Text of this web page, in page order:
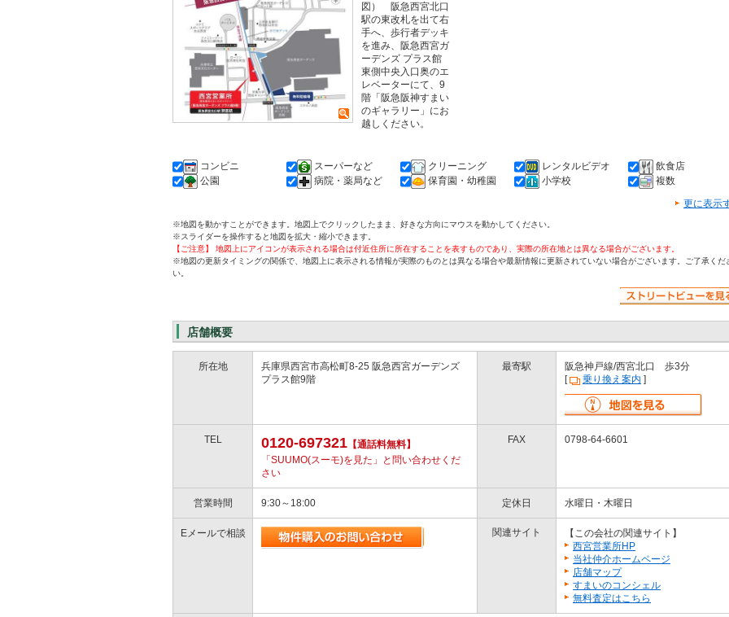
図） 阪急西宮北口
駅の東改札を出て右
手へ、歩行者デッキ
を進み、阪急西宮ガ
ーデンズ プラス館
東側中央入口奥のエ
レベーターにて、9
階「阪急阪神すまい
のギャラリー」にお
越しください。
コンビニ スーパーなど クリーニング レンタルビデオ
飲食店
公園
病院・薬局など 保育園・幼稚園 小学校
複数
更に表示
※地図を動かすことができます。地図上でクリックしたまま、好きな方向にマウスを動かしてください。
※スライダーを操作すると地図を拡大・縮小できます。
【ご注意】 地図上にアイコンが表示される場合は付近住所に所在することを表すものであり、実際の所在地とは異なる場合がございます。
※地図の更新タイミングの関係で、地図上に表示される情報が実際のものとは異なる場合や最新情報に更新されていない場合がございます。ご了承くだ
い。
店舗概要
所在地
兵庫県西宮市高松町8-25 阪急西宮ガーデンズ
プラス館9階
最寄駅
阪急神戸線/西宮北口 歩3分
[
乗り換え案内 ]
TEL 0120-697321 【通話料無料】
「SUUMO(スーモ)を見た」と問い合わせくだ
さい
FAX 0798-64-6601
営業時間 9:30～18:00 定休日 水曜日・木曜日
Eメールで相談 関連サイト
【この会社の関連サイト】
西宮営業所HP
当社仲介ホームページ
店舗マップ
すまいのコンシェル
無料査定はこちら